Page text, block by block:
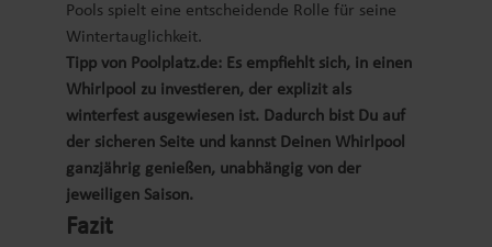
Pools spielt eine entscheidende Rolle für seine
Wintertauglichkeit.
Tipp von Poolplatz.de: Es empfiehlt sich, in einen
Whirlpool zu investieren, der explizit als
winterfest ausgewiesen ist. Dadurch bist Du auf
der sicheren Seite und kannst Deinen Whirlpool
ganzjährig genießen, unabhängig von der
jeweiligen Saison.
Fazit